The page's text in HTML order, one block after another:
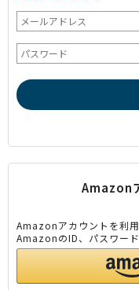
Amazon
Amazonアカウントを利
AmazonのID、パスワー